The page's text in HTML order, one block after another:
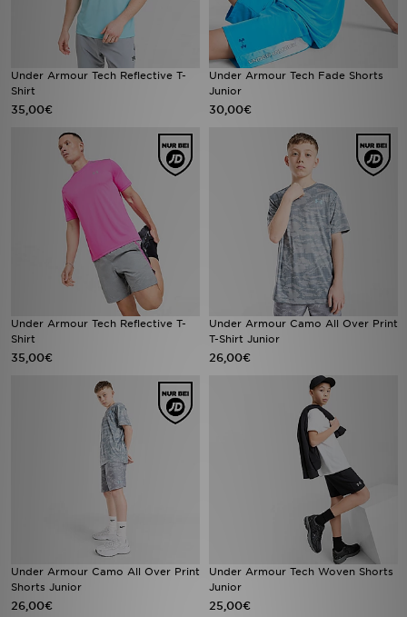
Under Armour Tech Reflective T-
Shirt
35,00€
Under Armour Tech Fade Shorts
Junior
30,00€
Under Armour Tech Reflective T-
Shirt
35,00€
Under Armour Camo All Over Print
T-Shirt Junior
26,00€
Under Armour Camo All Over Print
Shorts Junior
26,00€
Under Armour Tech Woven Shorts
Junior
25,00€